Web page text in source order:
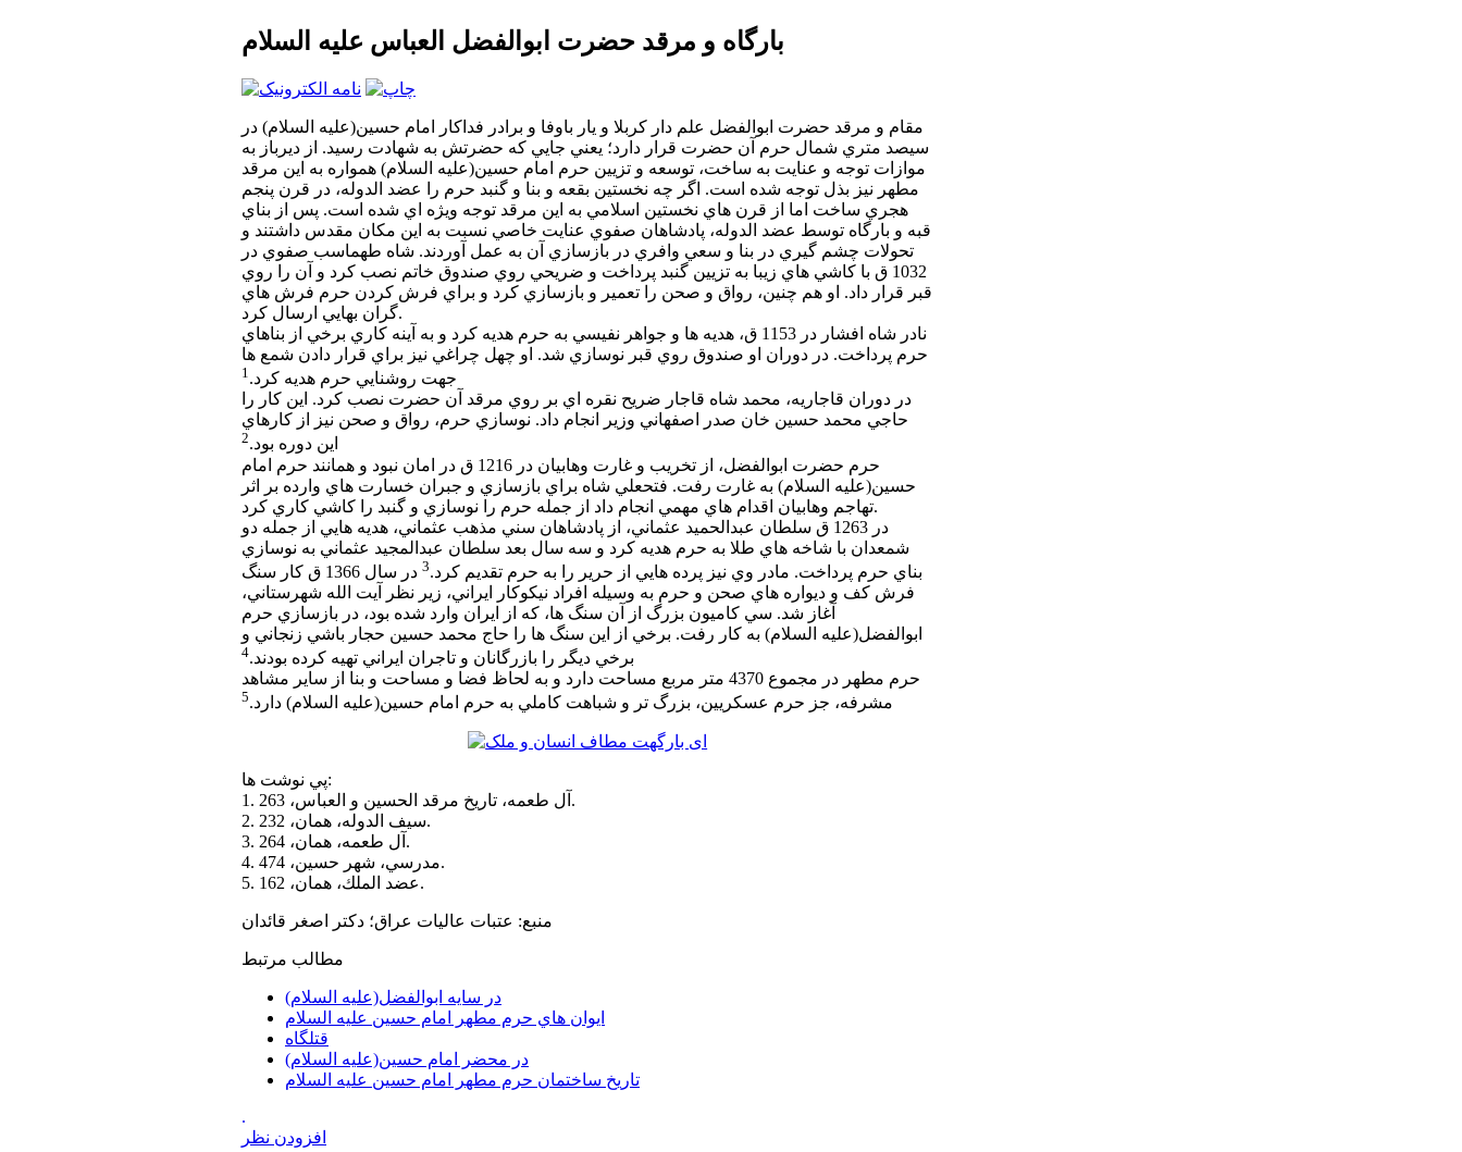
بارگاه و مرقد حضرت ابوالفضل العباس عليه السلام
مقام و مرقد حضرت ابوالفضل علم دار كربلا و يار باوفا و برادر فداكار امام حسين(عليه السلام) در
سيصد متري شمال حرم آن حضرت قرار دارد؛ يعني جايي كه حضرتش به شهادت رسيد. از ديرباز به
موازات توجه و عنايت به ساخت، توسعه و تزيين حرم امام حسين(عليه السلام) همواره به اين مرقد
مطهر نيز بذل توجه شده است. اگر چه نخستين بقعه و بنا و گنبد حرم را عضد الدوله، در قرن پنجم
هجري ساخت اما از قرن هاي نخستين اسلامي به اين مرقد توجه ويژه اي شده است. پس از بناي
قبه و بارگاه توسط عضد الدوله، پادشاهان صفوي عنايت خاصي نسبت به اين مكان مقدس داشتند و
تحولات چشم گيري در بنا و سعي وافري در بازسازي آن به عمل آوردند. شاه طهماسب صفوي در
1032 ق با كاشي هاي زيبا به تزيين گنبد پرداخت و ضريحي روي صندوق خاتم نصب كرد و آن را روي
قبر قرار داد. او هم چنين، رواق و صحن را تعمير و بازسازي كرد و براي فرش كردن حرم فرش هاي
گران بهايي ارسال كرد.
نادر شاه افشار در 1153 ق، هديه ها و جواهر نفيسي به حرم هديه كرد و به آينه كاري برخي از بناهاي
حرم پرداخت. در دوران او صندوق روي قبر نوسازي شد. او چهل چراغي نيز براي قرار دادن شمع ها
جهت روشنايي حرم هديه كرد.1
در دوران قاجاريه، محمد شاه قاجار ضريح نقره اي بر روي مرقد آن حضرت نصب كرد. اين كار را
حاجي محمد حسين خان صدر اصفهاني وزير انجام داد. نوسازي حرم، رواق و صحن نيز از كارهاي
اين دوره بود.2
حرم حضرت ابوالفضل، از تخريب و غارت وهابيان در 1216 ق در امان نبود و همانند حرم امام
حسين(عليه السلام) به غارت رفت. فتحعلي شاه براي بازسازي و جبران خسارت هاي وارده بر اثر
تهاجم وهابيان اقدام هاي مهمي انجام داد از جمله حرم را نوسازي و گنبد را كاشي كاري كرد.
در 1263 ق سلطان عبدالحميد عثماني، از پادشاهان سني مذهب عثماني، هديه هايي از جمله دو
شمعدان با شاخه هاي طلا به حرم هديه كرد و سه سال بعد سلطان عبدالمجيد عثماني به نوسازي
بناي حرم پرداخت. مادر وي نيز پرده هايي از حرير را به حرم تقديم كرد.3
در سال 1366 ق كار سنگ
فرش كف و ديواره هاي صحن و حرم به وسيله افراد نيكوكار ايراني، زير نظر آيت الله شهرستاني،
آغاز شد. سي كاميون بزرگ از آن سنگ ها، كه از ايران وارد شده بود، در بازسازي حرم
ابوالفضل(عليه السلام) به كار رفت. برخي از اين سنگ ها را حاج محمد حسين حجار باشي زنجاني و
برخي ديگر را بازرگانان و تاجران ايراني تهيه كرده بودند.4
حرم مطهر در مجموع 4370 متر مربع مساحت دارد و به لحاظ فضا و مساحت و بنا از ساير مشاهد
مشرفه، جز حرم عسكريين، بزرگ تر و شباهت كاملي به حرم امام حسين(عليه السلام) دارد.5
پي نوشت ها:
1. آل طعمه، تاريخ مرقد الحسين و العباس، 263.
2. سيف الدوله، همان، 232.
3. آل طعمه، همان، 264.
4. مدرسي، شهر حسين، 474.
5. عضد الملك، همان، 162.
منبع: عتبات عاليات عراق؛ دكتر اصغر قائدان
مطالب مرتبط
در سايه ابوالفضل(عليه السلام)
ايوان هاي حرم مطهر امام حسين عليه السلام
قتلگاه
در محضر امام حسين(عليه السلام)
تاريخ ساختمان حرم مطهر امام حسين عليه السلام
.
افزودن نظر